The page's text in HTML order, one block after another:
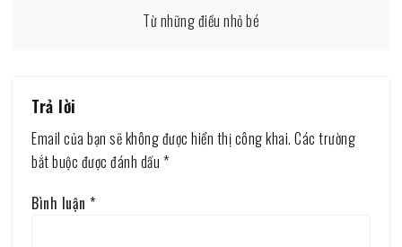
Từ những điều nhỏ bé
Trả lời
Email của bạn sẽ không được hiển thị công khai. Các trường
bắt buộc được đánh dấu *
Bình luận *